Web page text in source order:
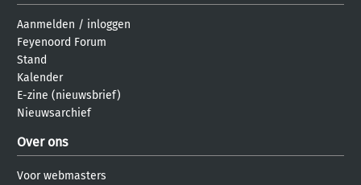
Aanmelden / inloggen
Feyenoord Forum
Stand
Kalender
E-zine (nieuwsbrief)
Nieuwsarchief
Over ons
Voor webmasters